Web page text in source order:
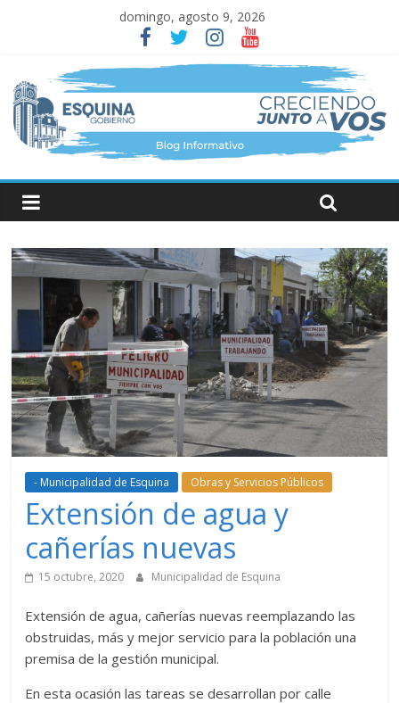
domingo, agosto 9, 2026
- Municipalidad de Esquina Obras y Servicios Públicos
Extensión de agua y
cañerías nuevas
15 octubre, 2020 Municipalidad de Esquina
Extensión de agua, cañerías nuevas reemplazando las
obstruidas, más y mejor servicio para la población una
premisa de la gestión municipal.
En esta ocasión las tareas se desarrollan por calle